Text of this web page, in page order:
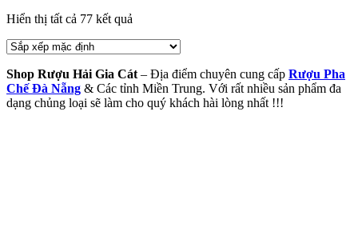
Hiển thị tất cả 77 kết quả
Shop Rượu Hải Gia Cát – Địa điểm chuyên cung cấp Rượu Pha
Chế Đà Nẵng & Các tỉnh Miền Trung. Với rất nhiều sản phẩm đa
dạng chủng loại sẽ làm cho quý khách hài lòng nhất !!!